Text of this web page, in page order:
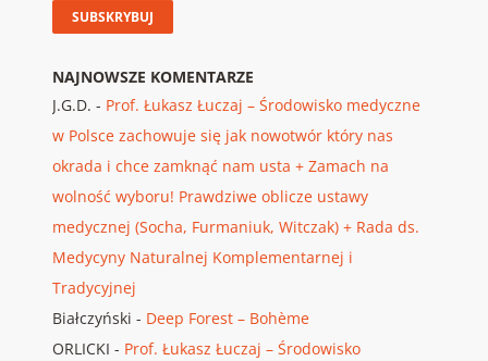
NAJNOWSZE KOMENTARZE
J.G.D. - Prof. Łukasz Łuczaj – Środowisko medyczne
w Polsce zachowuje się jak nowotwór który nas
okrada i chce zamknąć nam usta + Zamach na
wolność wyboru! Prawdziwe oblicze ustawy
medycznej (Socha, Furmaniuk, Witczak) + Rada ds.
Medycyny Naturalnej Komplementarnej i
Tradycyjnej
Białczyński - Deep Forest – Bohème
ORLICKI - Prof. Łukasz Łuczaj – Środowisko